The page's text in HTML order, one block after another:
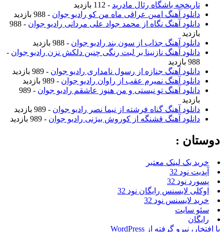
تاریخچه باشگاه رئال مادرید - 112 بازدید
دانلود آهنگ امین عراقی ماه من کو رادیو جوان - 988 بازدید
دانلود آهنگ نگاه از محمد جواد علی مردانی رادیو جوان
- 988
بازدید
دانلود آهنگ جذاب از سون بند رادیو جوان - 988 بازدید
دانلود آهنگ نازنینا بر لبت رنگی چنین دلکش نزن رادیو جوان -
988 بازدید
دانلود آهنگ جنازه از رسول نامداری رادیو جوان - 989 بازدید
دانلود آهنگ نمیرم عقب از راوان رادیو جوان - 989 بازدید
دانلود آهنگ تو نیستی و من هنوز عاشقم رادیو جوان
- 989
بازدید
دانلود آهنگ گناه فرشته از نیما نصر رادیو جوان - 989 بازدید
دانلود آهنگ قشنگه از کوروش بیژنی رادیو جوان - 989 بازدید
دوستان :
خرید بک لینک معتبر
آپدیت نود 32
پسورد نود 32
اوکلی لایسنس رایگان نود 32
خرید لایسنس نود 32
سئو سایت
رایگان
با افتخار، نیرو گرفته از WordPress